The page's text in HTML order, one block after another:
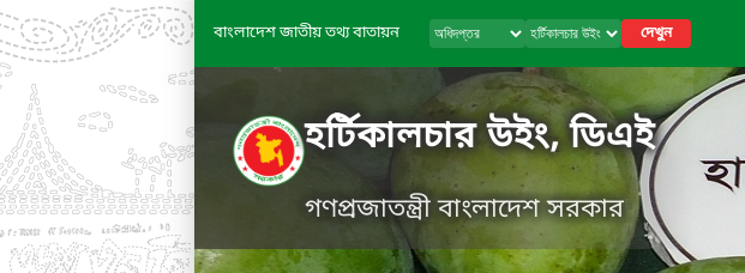
বাংলাদেশ জাতীয় তথ্য বাতায়ন দেখুন
হর্টিকালচার উইং, ডিএই
গণপ্রজাতন্ত্রী বাংলাদেশ সরকার